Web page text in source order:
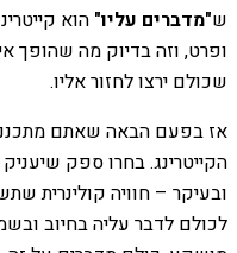
ש"מדברים עליו" הוא
ופרט, וזה בדיוק מה שהופך
שכולם ירצו לחזור אליו.
אז בפעם הבאה שאתם
הקייטרינג. בחרו ספק
ובעיקר – חוויה קולינרית
לכולם לדבר עליה בחיוב